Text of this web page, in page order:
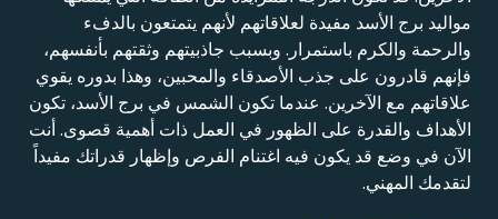
مواليد برج الأسد مفيدة لعلاقاتهم لأنهم يتمتعون بالدفء
والرحمة والكرم باستمرار. وبسبب جاذبيتهم وثقتهم بأنفسهم،
فإنهم قادرون على جذب الأصدقاء والمحبين، وهذا بدوره يقوي
علاقاتهم مع الآخرين. عندما تكون الشمس في برج الأسد، تكون
الأهداف والقدرة على الظهور في العمل ذات أهمية قصوى. أنت
الآن في وضع قد يكون فيه اغتنام الفرص وإظهار قدراتك مفيداً
لتقدمك المهني.